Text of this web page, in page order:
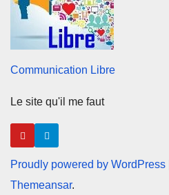
Communication Libre
Le site qu'il me faut
Proudly powered by WordPress
Themeansar.